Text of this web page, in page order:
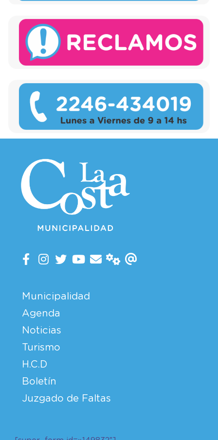
Municipalidad
Agenda
Noticias
Turismo
H.C.D
Boletín
Juzgado de Faltas